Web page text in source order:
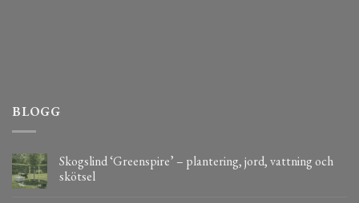
BLOGG
Skogslind ‘Greenspire’ – plantering, jord, vattning och
skötsel